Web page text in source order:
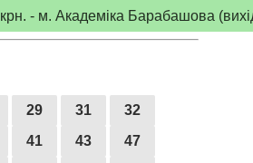
- м. Академіка Барабашова
29 31
32
41 43
47